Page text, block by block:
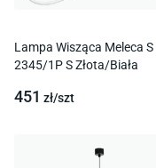
Lampa Wisząca Meleca S
2345/1P S Złota/Biała
451 zł/szt